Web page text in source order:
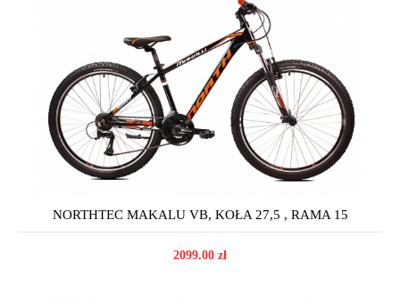
NORTHTEC MAKALU VB, KOŁA 27,5 , RAMA 15
2099.00 zł